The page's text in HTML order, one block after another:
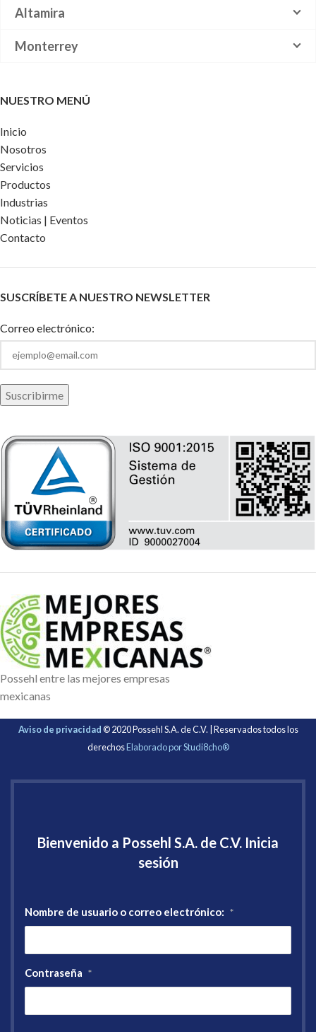
Altamira
Monterrey
NUESTRO MENÚ
Inicio
Nosotros
Servicios
Productos
Industrias
Noticias | Eventos
Contacto
SUSCRÍBETE A NUESTRO NEWSLETTER
Correo electrónico:
Possehl entre las mejores empresas
mexicanas
Aviso de privacidad© 2020 Possehl S.A. de C.V. | Reservados todos los
derechosElaborado por Studi8cho®
Bienvenido a Possehl S.A. de C.V. Inicia
sesión
Nombre de usuario o correo electrónico: *
Contraseña *